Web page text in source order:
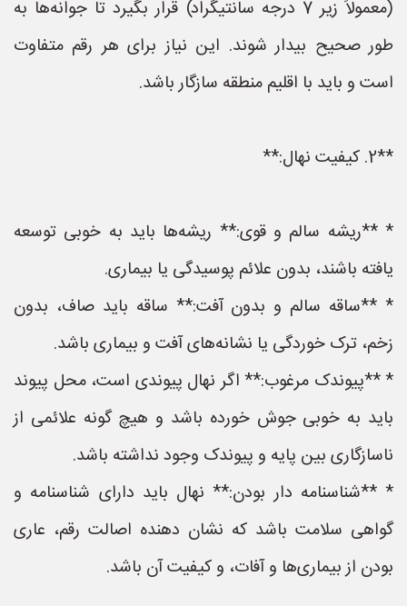
(معمولاً زیر 7 درجه سانتیگراد) قرار بگیرد تا جوانه‌ها به
طور صحیح بیدار شوند. این نیاز برای هر رقم متفاوت
است و باید با اقلیم منطقه سازگار باشد.
**2. کیفیت نهال:**
* **ریشه سالم و قوی:** ریشه‌ها باید به خوبی توسعه
یافته باشند، بدون علائم پوسیدگی یا بیماری.
* **ساقه سالم و بدون آفت:** ساقه باید صاف، بدون
زخم، ترک خوردگی یا نشانه‌های آفت و بیماری باشد.
* **پیوندک مرغوب:** اگر نهال پیوندی است، محل پیوند
باید به خوبی جوش خورده باشد و هیچ گونه علائمی از
ناسازگاری بین پایه و پیوندک وجود نداشته باشد.
* **شناسنامه دار بودن:** نهال باید دارای شناسنامه و
گواهی سلامت باشد که نشان دهنده اصالت رقم، عاری
بودن از بیماری‌ها و آفات، و کیفیت آن باشد.